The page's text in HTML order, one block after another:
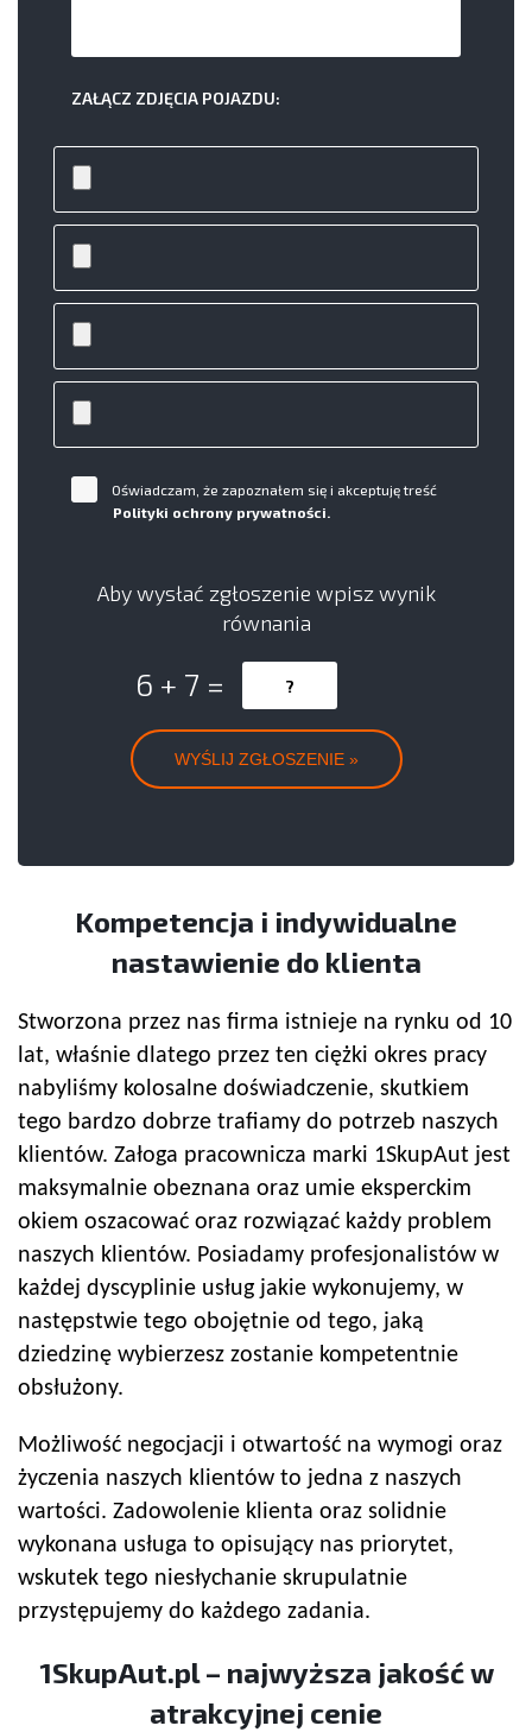
ZAŁĄCZ ZDJĘCIA POJAZDU:
Oświadczam, że zapoznałem się i akceptuję treść
Polityki ochrony prywatności.
Aby wysłać zgłoszenie wpisz wynik
równania
6 + 7 =
Kompetencja i indywidualne
nastawienie do klienta
Stworzona przez nas firma istnieje na rynku od 10
lat, właśnie dlatego przez ten ciężki okres pracy
nabyliśmy kolosalne doświadczenie, skutkiem
tego bardzo dobrze trafiamy do potrzeb naszych
klientów. Załoga pracownicza marki 1SkupAut jest
maksymalnie obeznana oraz umie eksperckim
okiem oszacować oraz rozwiązać każdy problem
naszych klientów. Posiadamy profesjonalistów w
każdej dyscyplinie usług jakie wykonujemy, w
następstwie tego obojętnie od tego, jaką
dziedzinę wybierzesz zostanie kompetentnie
obsłużony.
Możliwość negocjacji i otwartość na wymogi oraz
życzenia naszych klientów to jedna z naszych
wartości. Zadowolenie klienta oraz solidnie
wykonana usługa to opisujący nas priorytet,
wskutek tego niesłychanie skrupulatnie
przystępujemy do każdego zadania.
1SkupAut.pl – najwyższa jakość w
atrakcyjnej cenie